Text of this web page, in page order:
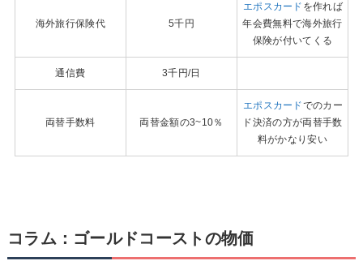
海外旅行保険代 5千円
エポスカード を作れば
年会費無料で海外旅行
保険が付いてくる
通信費 3千円/日
両替手数料 両替金額の3~10％
エポスカードでのカー
ド決済の方が両替手数
料がかなり安い
コラム：ゴールドコーストの物価